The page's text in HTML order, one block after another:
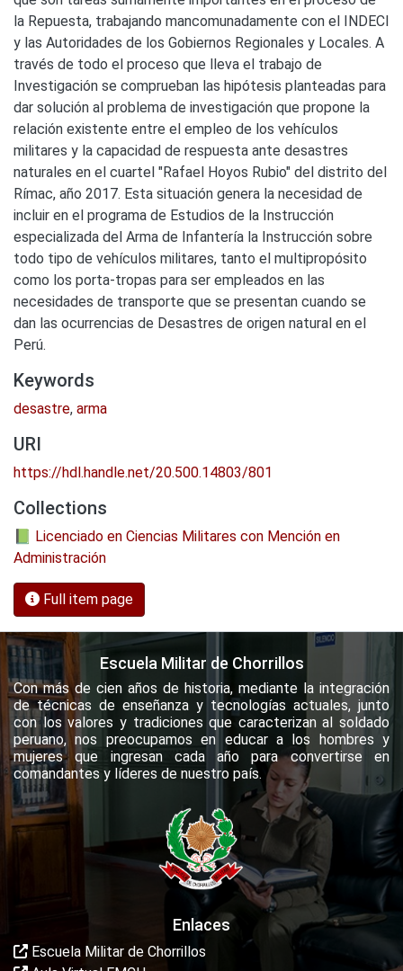
la Repuesta, trabajando mancomunadamente con el INDECI
y las Autoridades de los Gobiernos Regionales y Locales. A
través de todo el proceso que lleva el trabajo de
Investigación se comprueban las hipótesis planteadas para
dar solución al problema de investigación que propone la
relación existente entre el empleo de los vehículos
militares y la capacidad de respuesta ante desastres
naturales en el cuartel "Rafael Hoyos Rubio" del distrito del
Rímac, año 2017. Esta situación genera la necesidad de
incluir en el programa de Estudios de la Instrucción
especializada del Arma de Infantería la Instrucción sobre
todo tipo de vehículos militares, tanto el multipropósito
como los porta-tropas para ser empleados en las
necesidades de transporte que se presentan cuando se
dan las ocurrencias de Desastres de origen natural en el
Perú.
Keywords
desastre, arma
URI
https://hdl.handle.net/20.500.14803/801
Collections
📗 Licenciado en Ciencias Militares con Mención en
Administración
Full item page
Escuela Militar de Chorrillos
Con más de cien años de historia, mediante la integración
de técnicas de enseñanza y tecnologías actuales, junto
con los valores y tradiciones que caracterizan al soldado
peruano, nos preocupamos en educar a los hombres y
mujeres que ingresan cada año para convertirse en
comandantes y líderes de nuestro país.
Enlaces
Escuela Militar de Chorrillos